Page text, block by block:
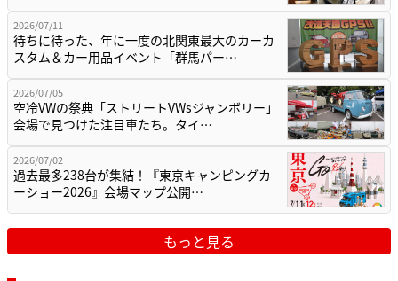
2026/07/11
待ちに待った、年に一度の北関東最大のカーカ
スタム＆カー用品イベント「群馬パー…
2026/07/05
空冷VWの祭典「ストリートVWsジャンボリー」
会場で見つけた注目車たち。タイ…
2026/07/02
過去最多238台が集結！『東京キャンピングカ
ーショー2026』会場マップ公開…
もっと見る